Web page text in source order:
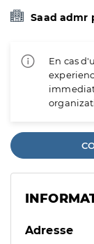
Saad admr
En cas
Adresse